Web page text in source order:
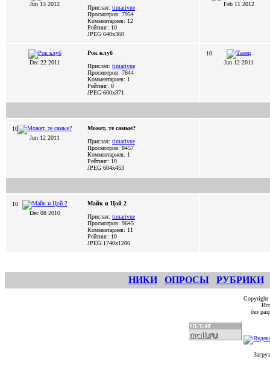
Jun 13 2012
Прислал: timarivne
Просмотров: 7954
Комментариев: 12
Рейтинг: 10
JPEG 640x360
Feb 11 2012
Dec 22 2011
Рок клуб
Прислал: timarivne
Просмотров: 7644
Комментариев: 1
Рейтинг: 0
JPEG 600x371
10
Jun 12 2011
10
Jun 12 2011
Может, те самые?
Прислал: timarivne
Просмотров: 8457
Комментариев: 1
Рейтинг: 10
JPEG 604x453
10
Dec 08 2010
Майк и Цой 2
Прислал: timarivne
Просмотров: 9645
Комментариев: 11
Рейтинг: 10
JPEG 1740x1200
НИКИ ОПРОСЫ РУБРИКИ
без